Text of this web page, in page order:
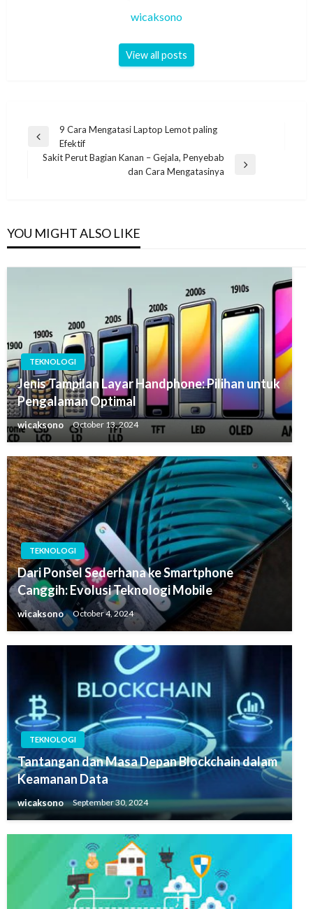
wicaksono
View all posts
Post
navigation
Previous
Post
9 Cara Mengatasi Laptop Lemot paling
Efektif
Sakit Perut Bagian Kanan – Gejala, Penyebab
dan Cara Mengatasinya
YOU MIGHT ALSO LIKE
TEKNOLOGI
Jenis Tampilan Layar Handphone: Pilihan untuk
Pengalaman Optimal
wicaksono October 13, 2024
TEKNOLOGI
Dari Ponsel Sederhana ke Smartphone
Canggih: Evolusi Teknologi Mobile
wicaksono October 4, 2024
TEKNOLOGI
Tantangan dan Masa Depan Blockchain dalam
Keamanan Data
wicaksono September 30, 2024